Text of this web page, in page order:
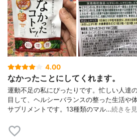
4.00
なかったことにしてくれます。
運動不足の私にぴったりです。忙しい人達
目して、ヘルシーバランスの整った生活や
サプリメントです。13種類のマル…続きを